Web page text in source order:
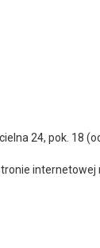
24, pok. 18
internetowej